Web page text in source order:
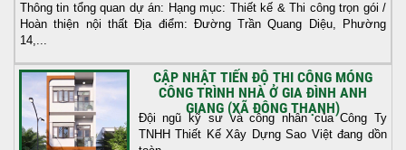
Thông tin tổng quan dự án: Hạng mục: Thiết kế & Thi công trọn gói /
Hoàn thiện nội thất Địa điểm: Đường Trần Quang Diệu, Phường
14,...
CẬP NHẬT TIẾN ĐỘ THI CÔNG MÓNG
CÔNG TRÌNH NHÀ Ở GIA ĐÌNH ANH
GIANG (XÃ ĐÔNG THẠNH)
Đội ngũ kỹ sư và công nhân của Công Ty
TNHH Thiết Kế Xây Dựng Sao Việt đang dồn